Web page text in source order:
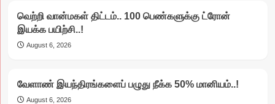
வெற்றி வான்மகள் திட்டம்.. 100 பெண்களுக்கு ட்ரோன்
இயக்க பயிற்சி..!
August 6, 2026
வேளாண் இயந்திரங்களைப் பழுது நீக்க 50% மானியம்..!
August 6, 2026